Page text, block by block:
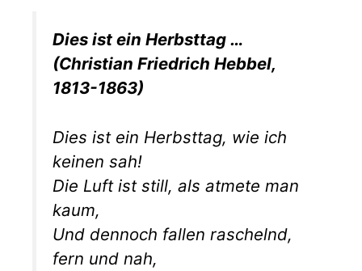
Dies ist ein Herbsttag …
(Christian Friedrich Hebbel,
1813-1863)
Dies ist ein Herbsttag, wie ich
keinen sah!
Die Luft ist still, als atmete man
kaum,
Und dennoch fallen raschelnd,
fern und nah,